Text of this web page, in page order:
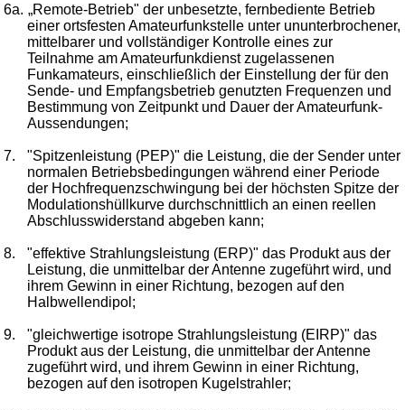
6a. „Remote-Betrieb" der unbesetzte, fernbediente Betrieb
einer ortsfesten Amateurfunkstelle unter ununterbrochener,
mittelbarer und vollständiger Kontrolle eines zur
Teilnahme am Amateurfunkdienst zugelassenen
Funkamateurs, einschließlich der Einstellung der für den
Sende- und Empfangsbetrieb genutzten Frequenzen und
Bestimmung von Zeitpunkt und Dauer der Amateurfunk-
Aussendungen;
7.
"Spitzenleistung (PEP)" die Leistung, die der Sender unter
normalen Betriebsbedingungen während einer Periode
der Hochfrequenzschwingung bei der höchsten Spitze der
Modulationshüllkurve durchschnittlich an einen reellen
Abschlusswiderstand abgeben kann;
8.
"effektive Strahlungsleistung (ERP)" das Produkt aus der
Leistung, die unmittelbar der Antenne zugeführt wird, und
ihrem Gewinn in einer Richtung, bezogen auf den
Halbwellendipol;
9.
"gleichwertige isotrope Strahlungsleistung (EIRP)" das
Produkt aus der Leistung, die unmittelbar der Antenne
zugeführt wird, und ihrem Gewinn in einer Richtung,
bezogen auf den isotropen Kugelstrahler;